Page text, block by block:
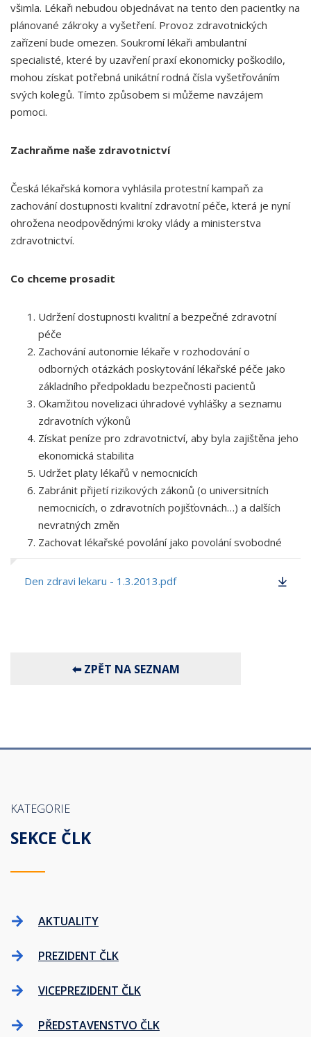
všimla. Lékaři nebudou objednávat na tento den pacientky na
plánované zákroky a vyšetření. Provoz zdravotnických
zařízení bude omezen. Soukromí lékaři ambulantní
specialisté, které by uzavření praxí ekonomicky poškodilo,
mohou získat potřebná unikátní rodná čísla vyšetřováním
svých kolegů. Tímto způsobem si můžeme navzájem
pomoci.
Zachraňme naše zdravotnictví
Česká lékařská komora vyhlásila protestní kampaň za
zachování dostupnosti kvalitní zdravotní péče, která je nyní
ohrožena neodpovědnými kroky vlády a ministerstva
zdravotnictví.
Co chceme prosadit
Udržení dostupnosti kvalitní a bezpečné zdravotní
péče
Zachování autonomie lékaře v rozhodování o
odborných otázkách poskytování lékařské péče jako
základního předpokladu bezpečnosti pacientů
Okamžitou novelizaci úhradové vyhlášky a seznamu
zdravotních výkonů
Získat peníze pro zdravotnictví, aby byla zajištěna jeho
ekonomická stabilita
Udržet platy lékařů v nemocnicích
Zabránit přijetí rizikových zákonů (o universitních
nemocnicích, o zdravotních pojišťovnách…) a dalších
nevratných změn
Zachovat lékařské povolání jako povolání svobodné
Den zdravi lekaru - 1.3.2013.pdf
KATEGORIE
SEKCE ČLK
AKTUALITY
PREZIDENT ČLK
VICEPREZIDENT ČLK
PŘEDSTAVENSTVO ČLK